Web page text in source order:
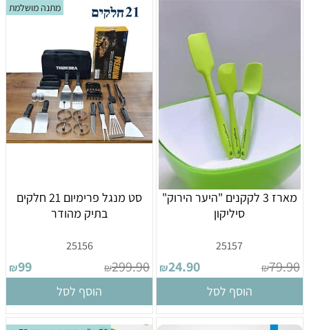
מארז 3 לקקנים "היער הירוק"
סיליקון
25157
₪79.90
₪24.90
הוסף לסל
מתנה מושלמת
סט מנגל פרימיום 21 חלקים
בתיק מהודר
25156
₪299.90
₪99
הוסף לסל